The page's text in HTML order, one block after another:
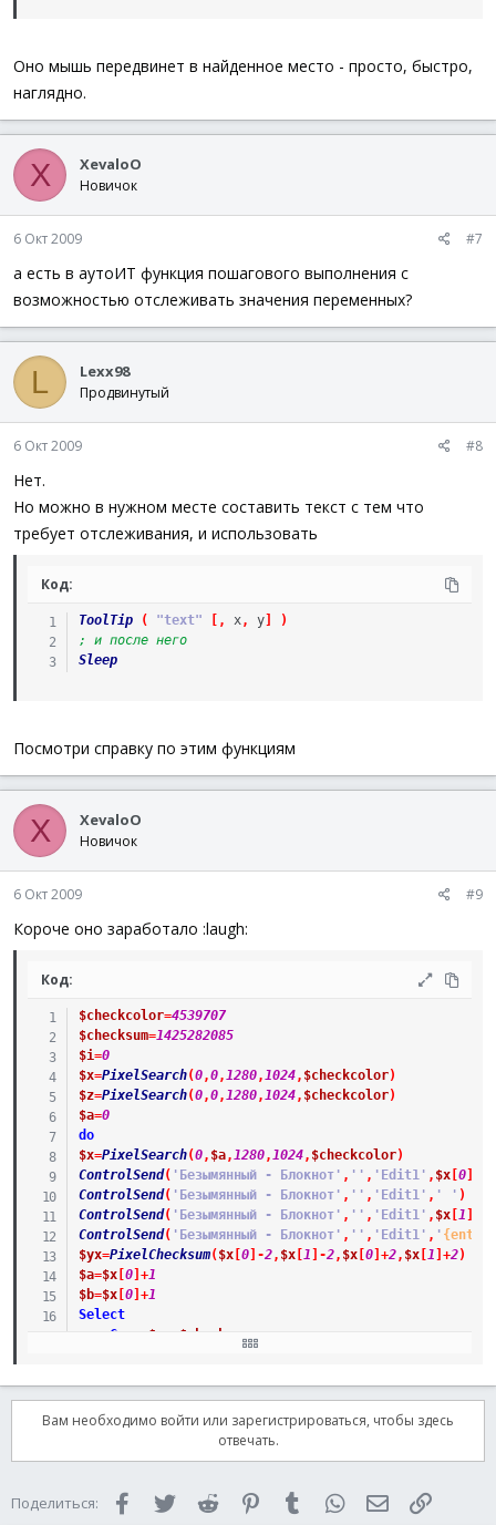
Оно мышь передвинет в найденное место - просто, быстро,
наглядно.
X XevaloO
Новичок
6 Окт 2009 #7
а есть в аутоИТ функция пошагового выполнения с
возможностью отслеживать значения переменных?
L Lexx98
Продвинутый
6 Окт 2009 #8
Нет.
Но можно в нужном месте составить текст с тем что
требует отслеживания, и использовать
Код:
ToolTip ( "text" , x, y]
)
; и после него
Sleep
Посмотри справку по этим функциям
X XevaloO
Новичок
6 Окт 2009 #9
Короче оно заработало :laugh:
Код:
$checkcolor=4539707
$checksum=1425282085
$i=0
$x=PixelSearch(0,0,1280,1024, $checkcolor)
$z=PixelSearch(0,0,1280,1024, $checkcolor)
$a=0
do
$x=PixelSearch(0, $a,1280,1024, $checkcolor)
ControlSend( 'Безымянный - Блокнот' , '' , 'Edit1' , $x[ 0]
ControlSend( 'Безымянный - Блокнот' , '' , 'Edit1' , ' ' )
ControlSend( 'Безымянный - Блокнот' , '' , 'Edit1' , $x[ 1
ControlSend( 'Безымянный - Блокнот' , '' , 'Edit1' , ' {enter}
$yx=PixelChecksum( $x[ 0] -2, $x[ 1 -2, $x[ 0] +2, $x[ 1 +2)
$a=$x[ 0] +1
$b=$x[ 0] +1
Select
Case
$yx
$checksum
$z=PixelSearch( $b,$x[1],1280 ,$x [1 ],
[0 $z[0
$x[1 $z[
Вам необходимо войти или зарегистрироваться, чтобы здесь
отвечать.
Поделиться: FacebookTwitter Reddit PinterestTumblr WhatsAppЭлектронная